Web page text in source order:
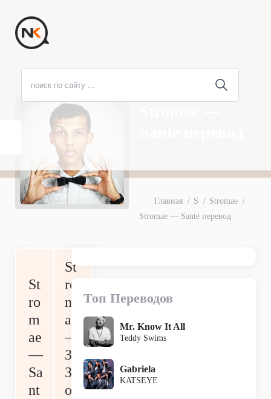
Главная S
Stromae
Stromae — Santé перевод
St
ro
m
ae
—
Sa
nt
St
ro
m
ae
—
За
Зд
ор
Топ Переводов
Mr. Know It All
Teddy Swims
Gabriela
KATSEYE